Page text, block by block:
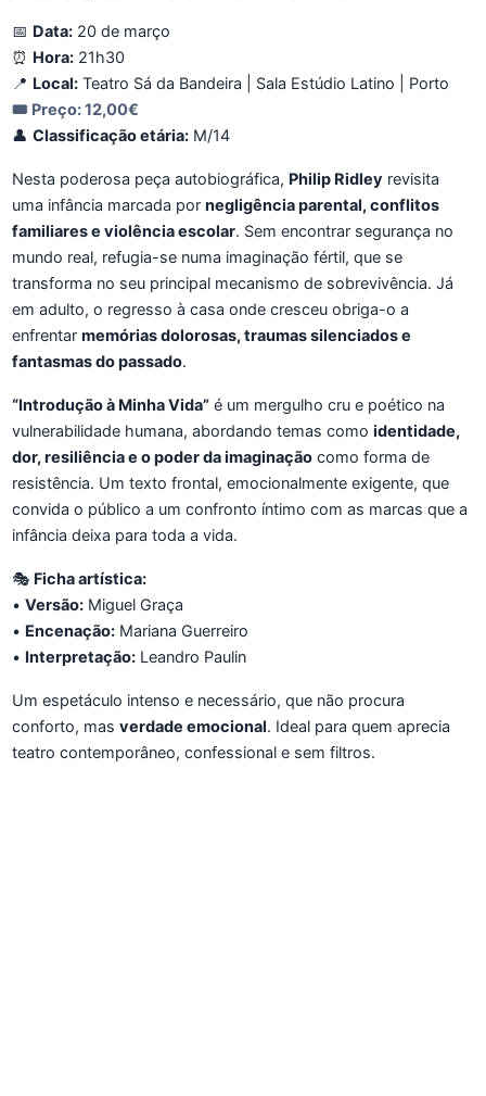
📅 Data: 20 de março
⏰ Hora: 21h30
📍 Local: Teatro Sá da Bandeira | Sala Estúdio Latino | Porto
🎟️ Preço:12,00€
👤 Classificação etária: M/14
Nesta poderosa peça autobiográfica, Philip Ridley revisita
uma infância marcada por negligência parental, conflitos
familiares e violência escolar. Sem encontrar segurança no
mundo real, refugia-se numa imaginação fértil, que se
transforma no seu principal mecanismo de sobrevivência. Já
em adulto, o regresso à casa onde cresceu obriga-o a
enfrentar memórias dolorosas, traumas silenciados e
fantasmas do passado.
“Introdução à Minha Vida” é um mergulho cru e poético na
vulnerabilidade humana, abordando temas como identidade,
dor, resiliência e o poder da imaginação como forma de
resistência. Um texto frontal, emocionalmente exigente, que
convida o público a um confronto íntimo com as marcas que a
infância deixa para toda a vida.
🎭 Ficha artística:
• Versão: Miguel Graça
• Encenação: Mariana Guerreiro
• Interpretação: Leandro Paulin
Um espetáculo intenso e necessário, que não procura
conforto, mas verdade emocional. Ideal para quem aprecia
teatro contemporâneo, confessional e sem filtros.